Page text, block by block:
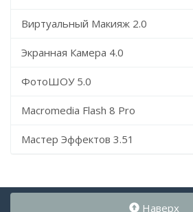
Виртуальный Макияж 2.0
Экранная Камера 4.0
ФотоШОУ 5.0
Macromedia Flash 8 Pro
Мастер Эффектов 3.51
Наверх